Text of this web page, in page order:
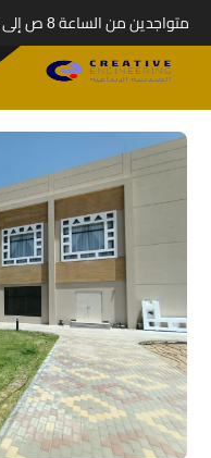
متواجدين من الساعة 8 ص إلى 10 م